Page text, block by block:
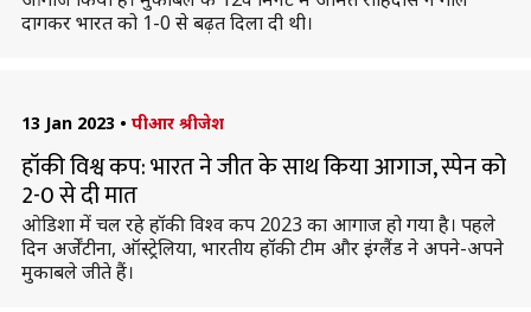
दागकर भारत को 1-0 से बढ़त दिला दी थी।
13 Jan 2023 • पीआर श्रीजेश
हॉकी विश्व कप: भारत ने जीत के साथ किया आगाज, स्पेन को
2-0 से दी मात
ओडिशा में चल रहे हॉकी विश्व कप 2023 का आगाज हो गया है। पहले
दिन अर्जेंटीना, ऑस्ट्रेलिया, भारतीय हॉकी टीम और इंग्लैंड ने अपने-अपने
मुकाबले जीते हैं।